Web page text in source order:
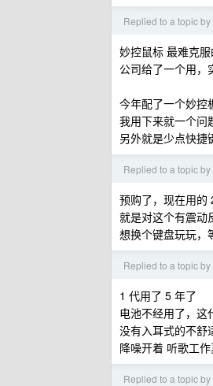
Replied to a topic by
妙控鼠标 最难克服
公司给了一个用，
今年配了一个妙控
我用下来就一个问
另外就是少点快捷
Replied to a topic by
预购了，现在用的
就是对这个有震动
想换个键盘玩玩，
Replied to a topic by
1 代用了 5 年了
电池不经用了，这
没有入耳式的不舒
降噪开着 听歌工
Replied to a topic by